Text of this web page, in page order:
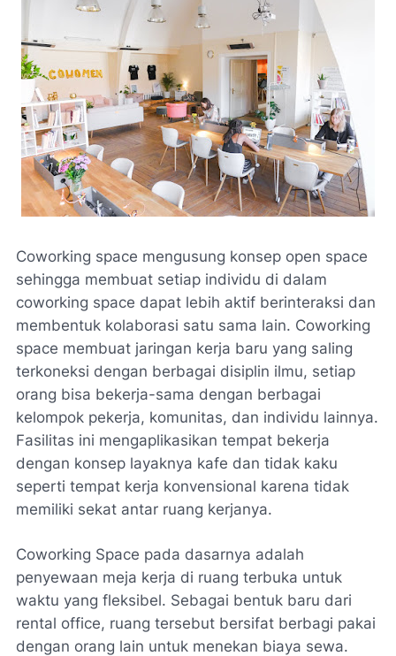
Coworking space mengusung konsep open space
sehingga membuat setiap individu di dalam
coworking space dapat lebih aktif berinteraksi dan
membentuk kolaborasi satu sama lain. Coworking
space membuat jaringan kerja baru yang saling
terkoneksi dengan berbagai disiplin ilmu, setiap
orang bisa bekerja-sama dengan berbagai
kelompok pekerja, komunitas, dan individu lainnya.
Fasilitas ini mengaplikasikan tempat bekerja
dengan konsep layaknya kafe dan tidak kaku
seperti tempat kerja konvensional karena tidak
memiliki sekat antar ruang kerjanya.
Coworking Space pada dasarnya adalah
penyewaan meja kerja di ruang terbuka untuk
waktu yang fleksibel. Sebagai bentuk baru dari
rental office, ruang tersebut bersifat berbagi pakai
dengan orang lain untuk menekan biaya sewa.